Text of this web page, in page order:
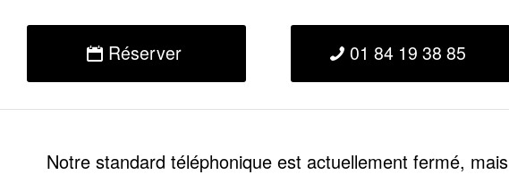
Réserver 01 84 19 38 85
Notre standard téléphonique est actuellement fermé, mais